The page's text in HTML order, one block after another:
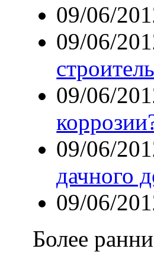
09/06/
09/06/
09/06/
09/06/
дачного
09/06/
Более